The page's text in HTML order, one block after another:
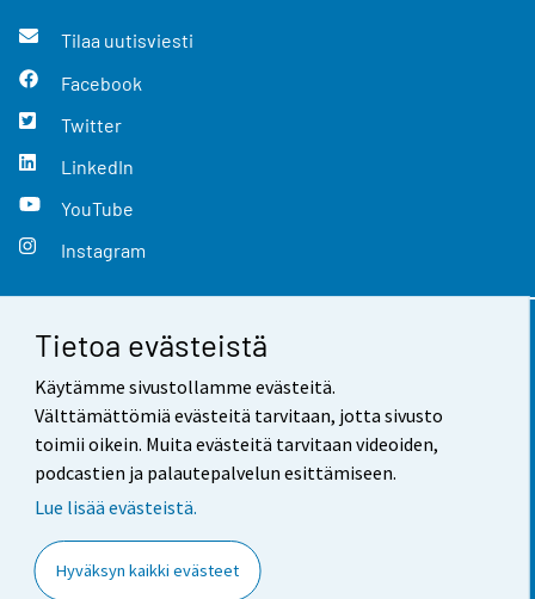
Tietoa evästeistä
Käytämme sivustollamme evästeitä.
Välttämättömiä evästeitä tarvitaan, jotta sivusto
toimii oikein. Muita evästeitä tarvitaan videoiden,
podcastien ja palautepalvelun esittämiseen.
Lue lisää evästeistä.
Hyväksyn kaikki evästeet
Tilaa uutisviesti
Facebook
Twitter
LinkedIn
YouTube
Instagram
Yhteystiedot
Palaute
Käyttöehdot
Saavutettavuus
Tietoa sivustosta